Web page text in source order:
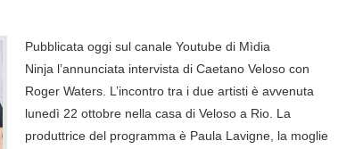
Pubblicata oggi sul canale Youtube di Mìdia
Ninja l’annunciata intervista di Caetano Veloso con
Roger Waters. L’incontro tra i due artisti è avvenuta
lunedì 22 ottobre nella casa di Veloso a Rio. La
produttrice del programma è Paula Lavigne, la moglie